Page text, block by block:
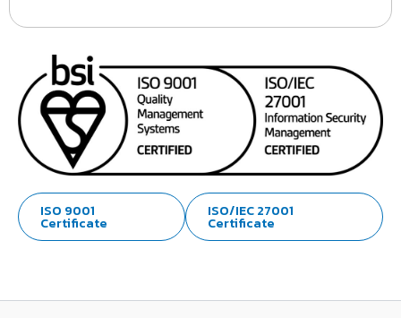
ISO 9001
Certificate
ISO/IEC 27001
Certificate